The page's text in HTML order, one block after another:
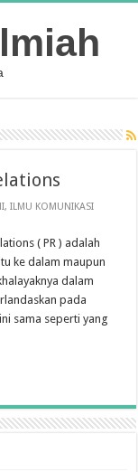
,ILMU KOMUNIKASI
( PR ) adalah
ke dalam maupun
dalam
pada
sama seperti yang